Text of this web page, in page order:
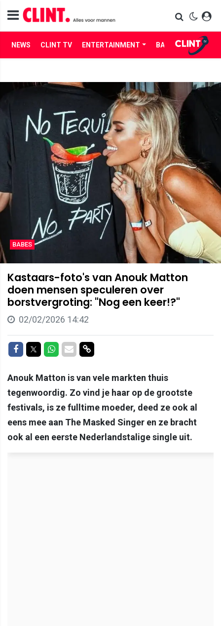
NEWS CLINT TV ENTERTAINMENT BABES LIFE
BABES
Kastaars-foto's van Anouk Matton
doen mensen speculeren over
borstvergroting: "Nog een keer!?"
02/02/2026 14:42
Delen op Facebook
Delen op Twitter
Delen op Whatsapp
Delen via Mail
Delen via link
Anouk Matton is van vele markten thuis
tegenwoordig. Zo vind je haar op de grootste
festivals, is ze fulltime moeder, deed ze ook al
eens mee aan The Masked Singer en ze bracht
ook al een eerste Nederlandstalige single uit.